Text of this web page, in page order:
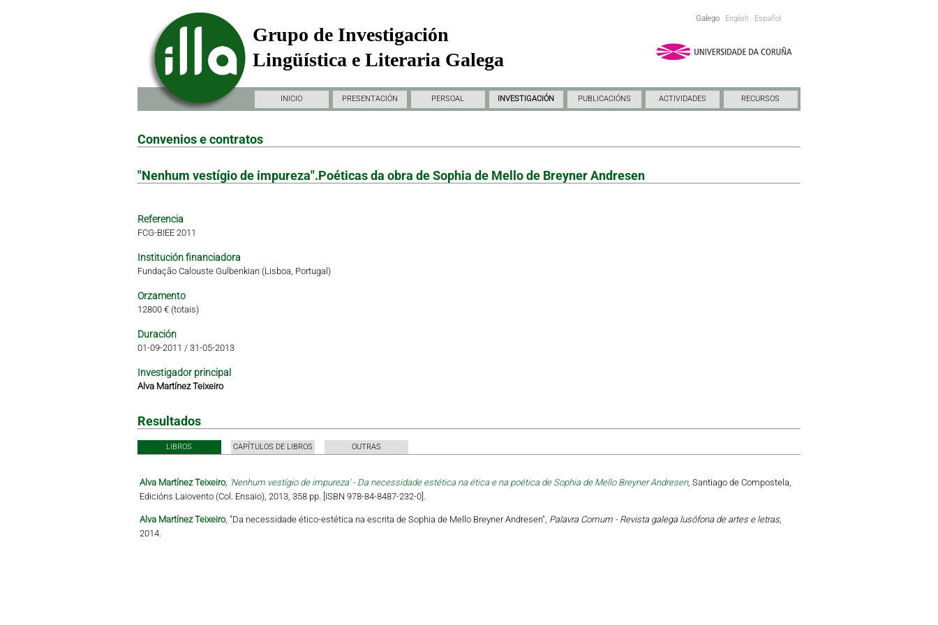
Galego English Español
Grupo de Investigación
Lingüística e Literaria Galega
INICIO PRESENTACIÓN PERSOAL INVESTIGACIÓN PUBLICACIÓNS ACTIVIDADES RECURSOS
Convenios e contratos
"Nenhum vestígio de impureza".Poéticas da obra de Sophia de Mello de Breyner Andresen
Referencia
FCG-BIEE 2011
Institución financiadora
Fundação Calouste Gulbenkian (Lisboa, Portugal)
Orzamento
12800 € (totais)
Duración
01-09-2011 /31-05-2013
Investigador principal
Alva Martínez Teixeiro
Resultados
LIBROS CAPÍTULOS DE LIBROS OUTRAS
Alva Martínez Teixeiro, 'Nenhum vestígio de impureza' - Da necessidade estética na ética e na poética de Sophia de Mello Breyner Andresen, Santiago de Compostela,
Edicións Laiovento (Col. Ensaio), 2013, 358 pp. [ISBN 978-84-8487-232-0].
Alva Martínez Teixeiro, "Da necessidade ético-estética na escrita de Sophia de Mello Breyner Andresen", Palavra Comum - Revista galega lusófona de artes e letras,
2014.